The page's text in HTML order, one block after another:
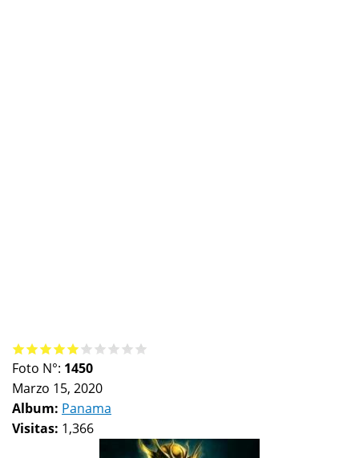
Foto N°: 1450
Marzo 15, 2020
Album: Panama
Visitas: 1,366